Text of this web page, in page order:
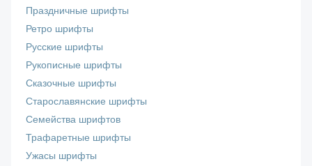
Праздничные шрифты
Ретро шрифты
Русские шрифты
Рукописные шрифты
Сказочные шрифты
Старославянские шрифты
Семейства шрифтов
Трафаретные шрифты
Ужасы шрифты